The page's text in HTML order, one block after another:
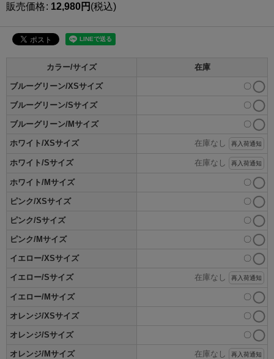
販売価格: 12,980円 (税込)
カラー/サイズ 在庫
ブルーグリーン/XSサイズ 〇
ブルーグリーン/Sサイズ 〇
ブルーグリーン/Mサイズ 〇
ホワイト/XSサイズ 在庫なし 再入荷通知
ホワイト/Sサイズ 在庫なし 再入荷通知
ホワイト/Mサイズ 〇
ピンク/XSサイズ 〇
ピンク/Sサイズ 〇
ピンク/Mサイズ 〇
イエロー/XSサイズ 〇
イエロー/Sサイズ 在庫なし 再入荷通知
イエロー/Mサイズ 〇
オレンジ/XSサイズ 〇
オレンジ/Sサイズ 〇
オレンジ/Mサイズ 在庫なし 再入荷通知